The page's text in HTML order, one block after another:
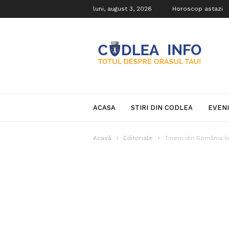
luni, august 3, 2026 Horoscop astazi
Info
ACASA STIRI DIN CODLEA
Acasă Editoriale Tinerii din România